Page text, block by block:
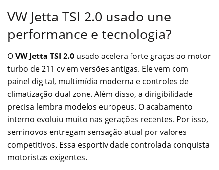
VW Jetta TSI 2.0 usado une
performance e tecnologia?
OVW Jetta TSI 2.0 usado acelera forte graças ao motor
turbo de 211 cv em versões antigas. Ele vem com
painel digital, multimídia moderna e controles de
climatização dual zone. Além disso, a dirigibilidade
precisa lembra modelos europeus. O acabamento
interno evoluiu muito nas gerações recentes. Por isso,
seminovos entregam sensação atual por valores
competitivos. Essa esportividade controlada conquista
motoristas exigentes.